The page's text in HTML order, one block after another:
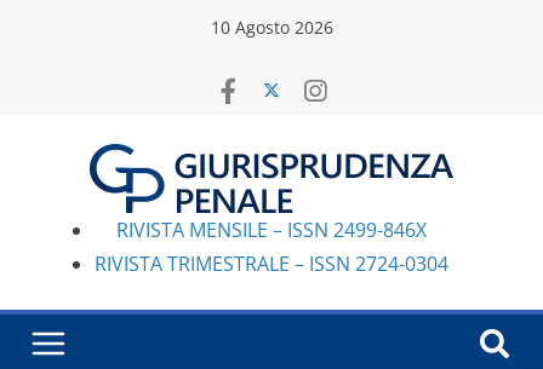
10 Agosto 2026
RIVISTA MENSILE – ISSN 2499-846X
RIVISTA TRIMESTRALE – ISSN 2724-0304